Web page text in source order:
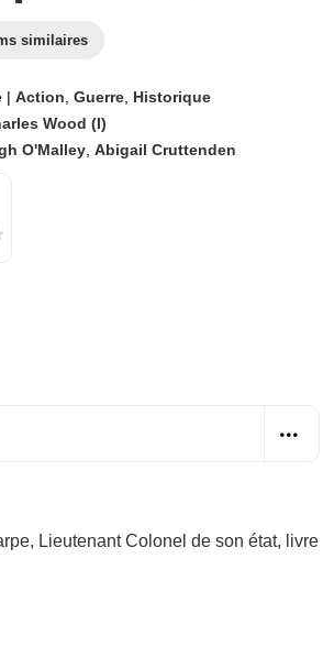
similaires
| Action Guerre Historique
Wood (I)
O'Malley Abigail Cruttenden
Lieutenant Colonel de son état, livre